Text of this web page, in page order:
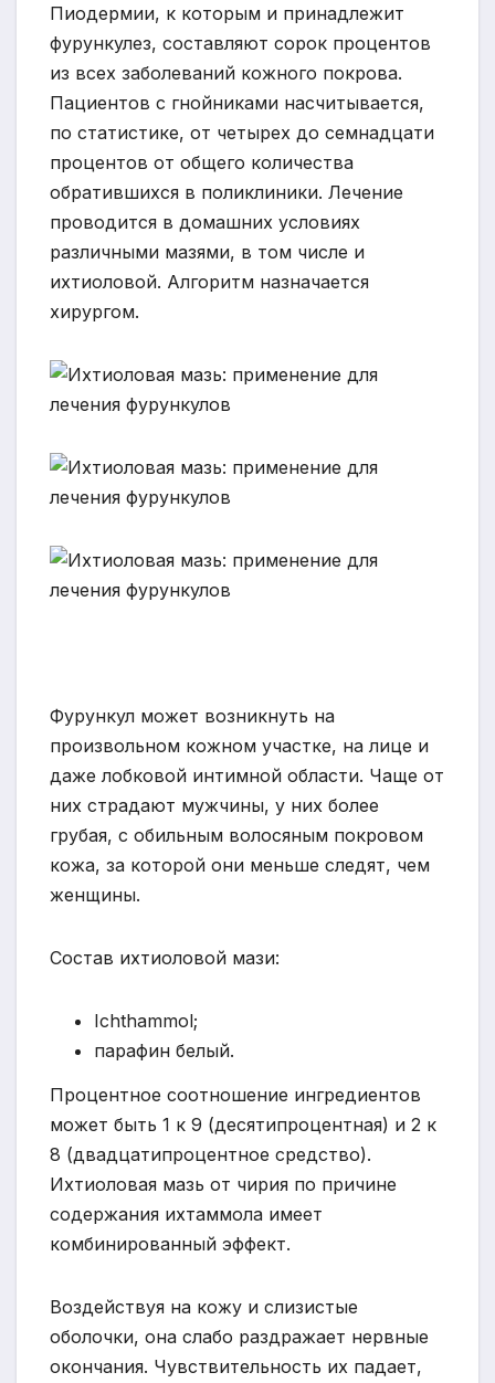
Пиодермии, к которым и принадлежит
фурункулез, составляют сорок процентов
из всех заболеваний кожного покрова.
Пациентов с гнойниками насчитывается,
по статистике, от четырех до семнадцати
процентов от общего количества
обратившихся в поликлиники. Лечение
проводится в домашних условиях
различными мазями, в том числе и
ихтиоловой. Алгоритм назначается
хирургом.
Фурункул может возникнуть на
произвольном кожном участке, на лице и
даже лобковой интимной области. Чаще от
них страдают мужчины, у них более
грубая, с обильным волосяным покровом
кожа, за которой они меньше следят, чем
женщины.
Состав ихтиоловой мази:
Ichthammol;
парафин белый.
Процентное соотношение ингредиентов
может быть 1 к 9 (десятипроцентная) и 2 к
8 (двадцатипроцентное средство).
Ихтиоловая мазь от чирия по причине
содержания ихтаммола имеет
комбинированный эффект.
Воздействуя на кожу и слизистые
оболочки, она слабо раздражает нервные
окончания. Чувствительность их падает,